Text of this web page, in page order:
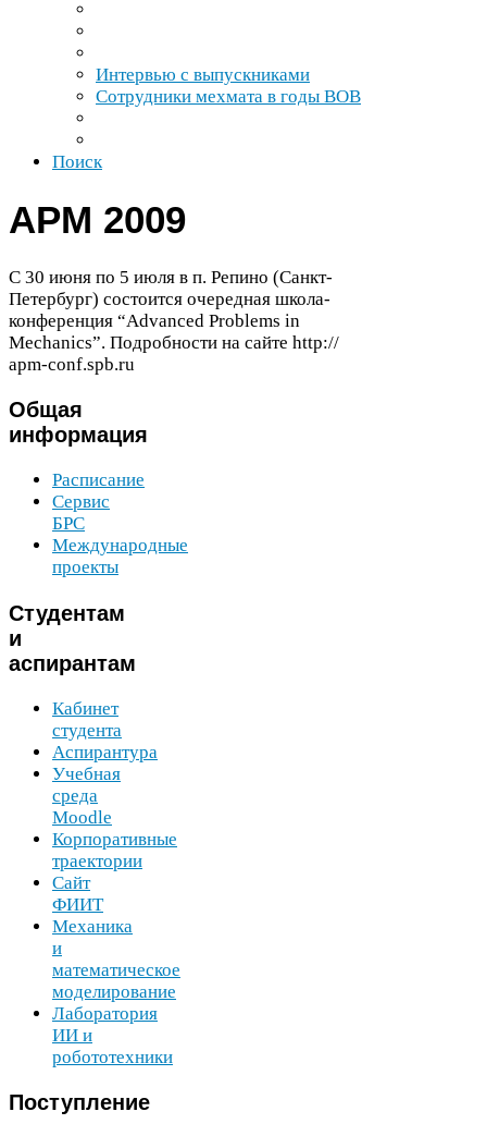
Интервью с выпускниками
Сотрудники мехмата в годы ВОВ
Поиск
APM 2009
С 30 июня по 5 июля в п. Репино (Санкт-​
Петербург) состоится очередная школа-​
конференция “Advanced Prob­lems in
Mechan­ics”. Подробности на сайте http://​
apm​-conf​.spb​.ru
Общая
информация
Расписание
Сервис
БРС
Международные
проекты
Студентам
и
аспирантам
Кабинет
студента
Аспирантура
Учебная
среда
Moodle
Корпоративные
траектории
Сайт
ФИИТ
Механика
и
математическое
моделирование
Лаборатория
ИИ и
робототехники
Поступление